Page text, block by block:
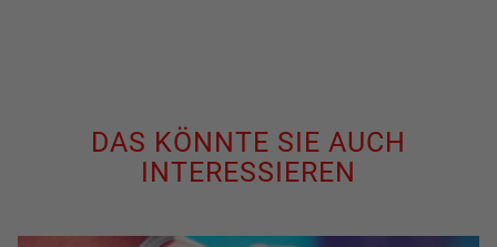
DAS KÖNNTE SIE AUCH
INTERESSIEREN